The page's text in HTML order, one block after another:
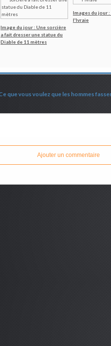
Image du jour : Une sorcière
a fait dresser une statue du
Diable de 11 mètres
Images du jour :
l'Ivraie
Ajouter un commentaire